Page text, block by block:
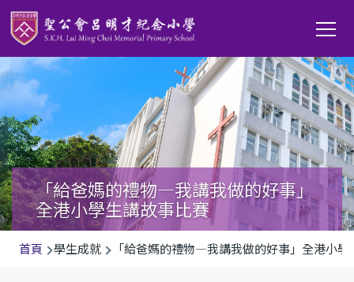
移至主內容
Main
「給爸媽的禮物—我講我做的好事」
全港小學生講故事比賽
導
首頁 學生成就 「給爸媽的禮物—我講我做的好事」全港小學